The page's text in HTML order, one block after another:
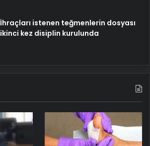
İhraçları istenen teğmenlerin dosyası
ikinci kez disiplin kurulunda